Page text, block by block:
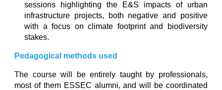
sessions highlighting the E&S impacts of urban
infrastructure projects, both negative and positive
with a focus on climate footprint and biodiversity
stakes.
Pedagogical methods used
The course will be entirely taught by professionals,
most of them ESSEC alumni, and will be coordinated